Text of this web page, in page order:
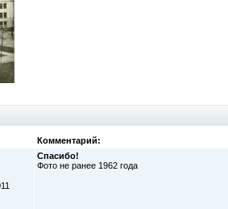
Комментарий:
Спасибо!
Фото не ранее 1962 года